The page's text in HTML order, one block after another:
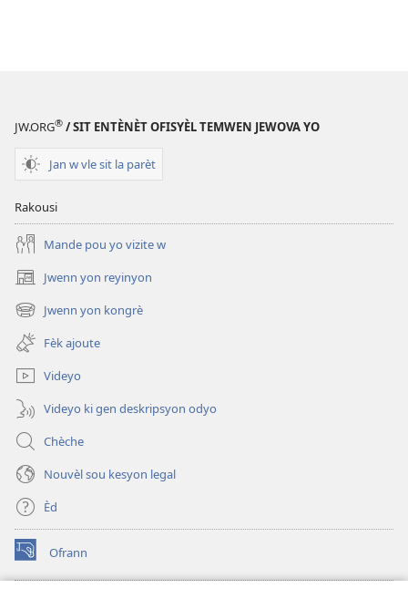
JW.ORG® / SIT ENTÈNÈT OFISYÈL TEMWEN JEWOVA YO
Jan w vle sit la parèt
Rakousi
Mande pou yo vizite w
Jwenn yon reyinyon
(opens
new
window)
Jwenn yon kongrè
(opens
new
window)
Fèk ajoute
Videyo
Videyo ki gen deskripsyon odyo
Chèche
Nouvèl sou kesyon legal
Èd
Ofrann
(opens
new